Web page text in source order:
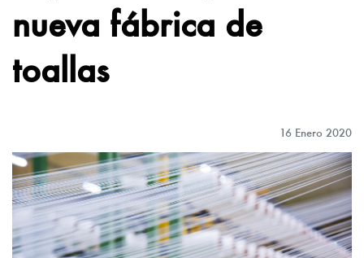
nueva fábrica de
toallas
16 Enero 2020